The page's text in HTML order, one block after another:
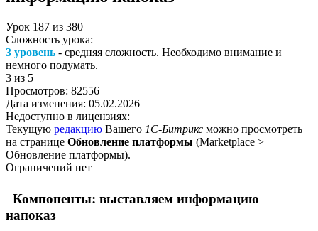
Урок 187 из 380
Сложность урока:
3 уровень - средняя сложность. Необходимо внимание и
немного подумать.
3 из 5
Просмотров: 82556
Дата изменения: 05.02.2026
Недоступно в лицензиях:
Текущую редакцию Вашего 1С-Битрикс можно просмотреть
на странице Обновление платформы (Marketplace >
Обновление платформы).
Ограничений нет
Компоненты: выставляем информацию
напоказ